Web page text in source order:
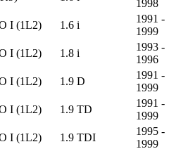
1998
I (1L2) 1.6 i
1991 -
1999
I (1L2) 1.8 i
1993 -
1996
I (1L2) 1.9 D
1991 -
1999
I (1L2) 1.9 TD
1991 -
1999
I (1L2) 1.9 TDI
1995 -
1999